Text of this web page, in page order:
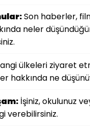
Son haberler,
neler
ülkeleri ziyaret
hakkında ne
İşiniz, okulunuz
verebilirsiniz.